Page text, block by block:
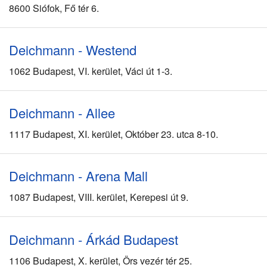
8600 Siófok, Fő tér 6.
Deichmann - Westend
1062 Budapest, VI. kerület, Váci út 1-3.
Deichmann - Allee
1117 Budapest, XI. kerület, Október 23. utca 8-10.
Deichmann - Arena Mall
1087 Budapest, VIII. kerület, Kerepesi út 9.
Deichmann - Árkád Budapest
1106 Budapest, X. kerület, Örs vezér tér 25.